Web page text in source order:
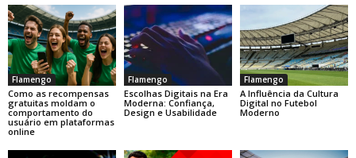
Flamengo
Como as recompensas
gratuitas moldam o
comportamento do
usuário em plataformas
online
Flamengo
Escolhas Digitais na Era
Moderna: Confiança,
Design e Usabilidade
Flamengo
A Influência da Cultura
Digital no Futebol
Moderno